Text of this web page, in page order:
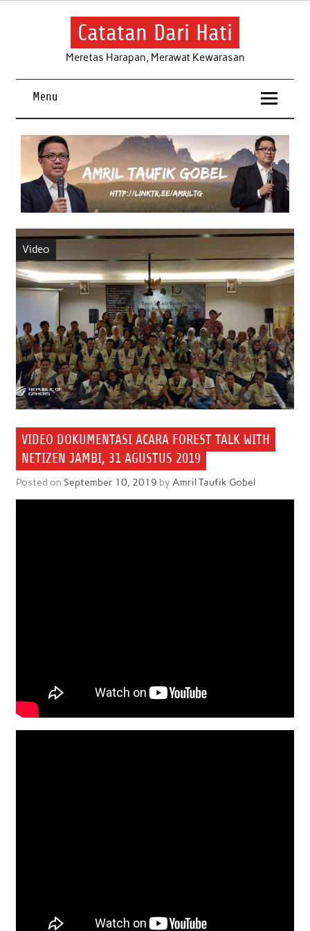
Skip
Catatan Dari Hati
Meretas Harapan, Merawat Kewarasan
Menu
Video
VIDEO DOKUMENTASI ACARA FOREST TALK WITH
NETIZEN JAMBI, 31 AGUSTUS 2019
Posted on September 10, 2019 by Amril Taufik Gobel